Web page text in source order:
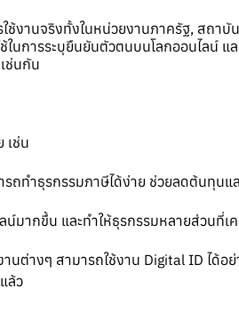
ช้งานจริงทั้งในหน่วยงานภาครัฐ, สถาบั
การระบุยืนยันตัวตนบนโลกออนไลน์ แล
ช่นกัน
เช่น
ถทำธุรกรรมภาษีได้ง่าย ช่วยลดต้นทุน
มากขึ้น และทำให้ธุรกรรมหลายส่วนที่
ต่างๆ สามารถใช้งาน Digital ID ได้อย่
ล้ว